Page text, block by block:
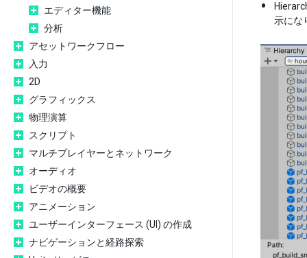
エディター機能
分析
アセットワークフロー
入力
2D
グラフィックス
物理演算
スクリプト
マルチプレイヤーとネットワーク
オーディオ
ビデオの概要
アニメーション
ユーザーインターフェース (UI) の作成
ナビゲーションと経路探索
示にな